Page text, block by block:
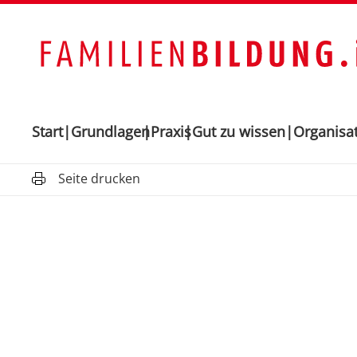
Start GrundlagenPraxisGut zu wissen
Seite drucken